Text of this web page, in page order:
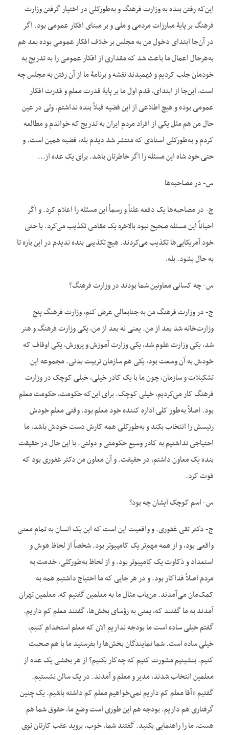
این‌که رفتن بنده به وزارت فرهنگ و به‌طورکلی در اختیار گرفتن وزارت
فرهنگ بر پایۀ مبارزات مردمی و ملی و بر مبنای افکار عمومی بود. اگر
در آن‌جا ابتدای دخول من به مجلس بر خلاف افکار عمومی بوده بعد هم
به‌هرحال اعمال ما باعث شد که مقداری از افکار عمومی را به تدریج به
خودمان جلب کردیم و فهمیدند نقشه و برنامۀ ما از آن رفتن به مجلس چه
است، این‌جا از ابتدای، قدم اول ما بر پایۀ قدرت معلم و قدرت افکار
عمومی بوده و هیچ اطلاعی از این قضیه قبلاً بنده نداشتم. ولی در عین
حال من هم مثل یکی از افراد مردم ایران به تدریج که خواندم و مطالعه
کردم و به‌طورکلی اسنادی که منتشر شد دیدم بله، قضیه همین است. و
حتی خود شاه این مسئله را اگر خاطرتان باشد. برای یک عده از…
س- در مصاحبه‌ها
ج- در مصاحبه‌ها یک دفعه علناً و رسماً این مسئله را اعلام کرد. و اگر
احیاناً این مسئله صحیح نبود بالاخره یک مقامی تکذیب می‌کرد. یا حتی
خود آ‌مریکایی‌ها تکذیب می‌کردند. هیچ تکذیبی بنده ندیدم در این باره تا
به حال بشود. بله.
س- چه کسانی معاونین شما بودند در وزارت فرهنگ؟
ج- در وزارت فرهنگ من به جنابعالی عرض کنم، وزارت فرهنگ پنج
وزارت‌خانه شد بعد از من. یعنی نه بعد از من، یکی وزارت فرهنگ و هنر
شد، یکی وزارت علوم شد، یکی وزارت آموزش و پرورش، یکی اوقاف که
خودش به آن وسعت بود، یکی هم سازمان تربیت بدنی. مجموعه این
تشکیلات و سازمان، چون ما با یک کادر خیلی، خیلی کوچک در وزارت
فرهنگ کار می‌کردیم، خیلی کوچک. برای این‌که حکومت، حکومت معلم
بود. اصلاً به‌طور کلی اداره کننده خود معلم بود. وقتی معلم خودش
رئیسش را انتخاب بکند و به‌طورکلی همه کارش دست خودش باشد، ما
احتیاجی نداشتیم به کادر وسیع حکومتی و دولتی. با این حال در حقیقت
بنده یک معاون داشتم، در حقیقت. و آن معاون من دکتر غفوری بود که
فوت کرد.
س- اسم کوچک ایشان چه بود؟
ج- دکتر تقی غفوری. و واقعیت این است که این یک انسان به تمام معنی
واقعی بود، و از همه مهم‌تر یک کامپیوتر بود. شخصاً از لحاظ هوش و
استعداد و ذکاوت یک کامپیوتر بود. و از لحاظ به‌طورکلی، خدمت به
مردم اصلاً فداکار بود. و در هر جایی که ما احتیاج داشتیم همه به
کمک‌مان می‌آمدند. من‌باب مثال ما به معلمین گفتیم که، معلمین تهران
آمدند به ما گفتند که، یعنی به رؤسای بخش‌ها، گفتند معلم کم داریم.
گفتم خیلی ساده است ما بودجه نداریم الان که معلم استخدام کنیم،
خیلی ساده است. شما نمایندگان بخش‌ها را بفرستید ما با هم صحبت
کنیم. بنشینیم مشورت کنیم که چه‌کار بکنیم؟ از هر بخشی یک عده از
معلمین انتخاب شدند، مدیر و معلم و آمدند. در یک سالن نشستیم.
گفتیم «آقا معلم کم داریم نمی‌خواهیم معلم کم داشته باشیم. یک چنین
گرفتاری هم داریم. بودجه هم این طوری است وضع ما، حقوق شما هم
هست، ما را راهنمایی بکنید. گفتند شما، خوب، بروید عقب کارتان توی